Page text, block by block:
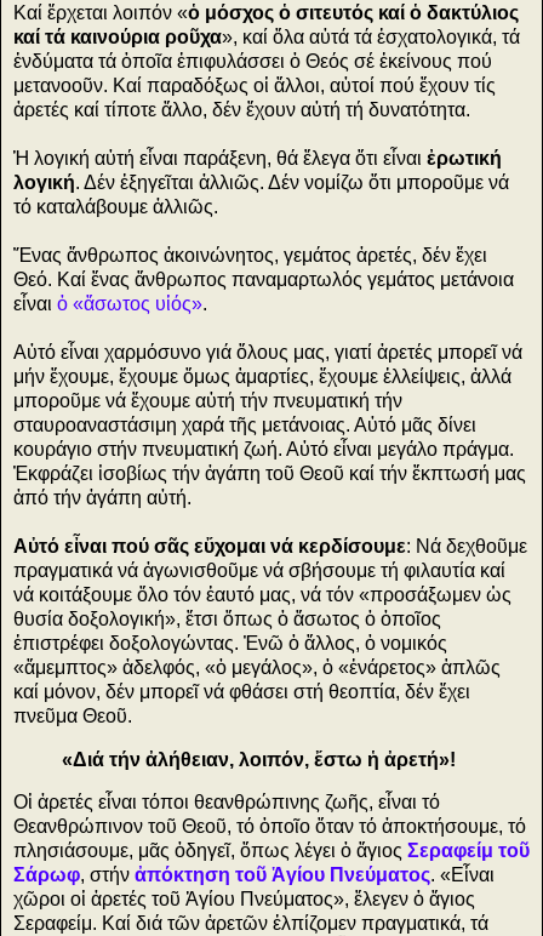
Καί ἔρχεται λοιπόν «ὁ μόσχος ὁ σιτευτός καί ὁ δακτύλιος
καί τά καινούρια ροῦχα», καί ὅλα αὐτά τά ἐσχατολογικά, τά
ἐνδύματα τά ὁποῖα ἐπιφυλάσσει ὁ Θεός σέ ἐκείνους πού
μετανοοῦν. Καί παραδόξως οἱ ἄλλοι, αὐτοί πού ἔχουν τίς
ἀρετές καί τίποτε ἄλλο, δέν ἔχουν αὐτή τή δυνατότητα.
Ἡ λογική αὐτή εἶναι παράξενη, θά ἔλεγα ὅτι εἶναι ἐρωτική
λογική. Δέν ἐξηγεῖται ἀλλιῶς. Δέν νομίζω ὅτι μποροῦμε νά
τό καταλάβουμε ἀλλιῶς.
Ἕνας ἄνθρωπος ἀκοινώνητος, γεμάτος ἀρετές, δέν ἔχει
Θεό. Καί ἕνας ἄνθρωπος παναμαρτωλός γεμάτος μετάνοια
εἶναι ὁ «ἄσωτος υἱός».
Αὐτό εἶναι χαρμόσυνο γιά ὅλους μας, γιατί ἀρετές μπορεῖ νά
μήν ἔχουμε, ἔχουμε ὅμως ἁμαρτίες, ἔχουμε ἐλλείψεις, ἀλλά
μποροῦμε νά ἔχουμε αὐτή τήν πνευματική τήν
σταυροαναστάσιμη χαρά τῆς μετάνοιας. Αὐτό μᾶς δίνει
κουράγιο στήν πνευματική ζωή. Αὐτό εἶναι μεγάλο πράγμα.
Ἐκφράζει ἰσοβίως τήν ἀγάπη τοῦ Θεοῦ καί τήν ἔκπτωσή μας
ἀπό τήν ἀγάπη αὐτή.
Αὐτό εἶναι πού σᾶς εὔχομαι νά κερδίσουμε: Νά δεχθοῦμε
πραγματικά νά ἀγωνισθοῦμε νά σβήσουμε τή φιλαυτία καί
νά κοιτάξουμε ὅλο τόν ἑαυτό μας, νά τόν «προσάξωμεν ὡς
θυσία δοξολογική», ἔτσι ὅπως ὁ ἄσωτος ὁ ὁποῖος
ἐπιστρέφει δοξολογώντας. Ἐνῶ ὁ ἄλλος, ὁ νομικός
«ἄμεμπτος» ἀδελφός, «ὁ μεγάλος», ὁ «ἐνάρετος» ἁπλῶς
καί μόνον, δέν μπορεῖ νά φθάσει στή θεοπτία, δέν ἔχει
πνεῦμα Θεοῦ.
«Διά τήν ἀλήθειαν, λοιπόν, ἔστω ἡ ἀρετή»!
Οἱ ἀρετές εἶναι τόποι θεανθρώπινης ζωῆς, εἶναι τό
Θεανθρώπινον τοῦ Θεοῦ, τό ὁποῖο ὅταν τό ἀποκτήσουμε, τό
πλησιάσουμε, μᾶς ὁδηγεῖ, ὅπως λέγει ὁ ἅγιος Σεραφείμ τοῦ
Σάρωφ, στήν ἀπόκτηση τοῦ Ἁγίου Πνεύματος. «Εἶναι
χῶροι οἱ ἀρετές τοῦ Ἁγίου Πνεύματος», ἔλεγεν ὁ ἅγιος
Σεραφείμ. Καί διά τῶν ἀρετῶν ἐλπίζομεν πραγματικά, τά